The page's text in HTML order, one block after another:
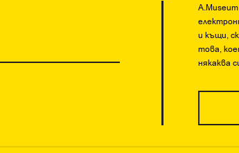
и къщи,
това,
някаква